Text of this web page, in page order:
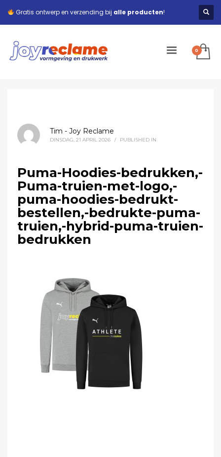
Gratis ontwerp en verzending bij alle producten!
Tim - Joy Reclame
DINSDAG, 21 APRIL 2026 / PUBLISHED IN
Puma-Hoodies-bedrukken,-
Puma-truien-met-logo,-
puma-hoodies-bedrukt-
bestellen,-bedrukte-puma-
truien,-hybrid-puma-truien-
bedrukken